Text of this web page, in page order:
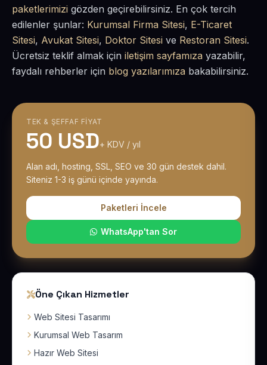
paketlerimizi gözden geçirebilirsiniz. En çok tercih
edilenler şunlar: Kurumsal Firma Sitesi, E-Ticaret
Sitesi, Avukat Sitesi, Doktor Sitesi ve Restoran Sitesi.
Ücretsiz teklif almak için iletişim sayfamıza yazabilir,
faydalı rehberler için blog yazılarımıza bakabilirsiniz.
TEK & ŞEFFAF FIYAT
50 USD+ KDV / yıl
Alan adı, hosting, SSL, SEO ve 30 gün destek dahil.
Siteniz 1-3 iş günü içinde yayında.
Paketleri İncele
WhatsApp'tan Sor
Öne Çıkan Hizmetler
Web Sitesi Tasarımı
Kurumsal Web Tasarım
Hazır Web Sitesi